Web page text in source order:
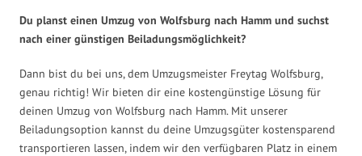
Du planst einen Umzug von Wolfsburg nach Hamm und suchst
nach einer günstigen Beiladungsmöglichkeit?
Dann bist du bei uns, dem Umzugsmeister Freytag Wolfsburg,
genau richtig! Wir bieten dir eine kostengünstige Lösung für
deinen Umzug von Wolfsburg nach Hamm. Mit unserer
Beiladungsoption kannst du deine Umzugsgüter kostensparend
transportieren lassen, indem wir den verfügbaren Platz in einem